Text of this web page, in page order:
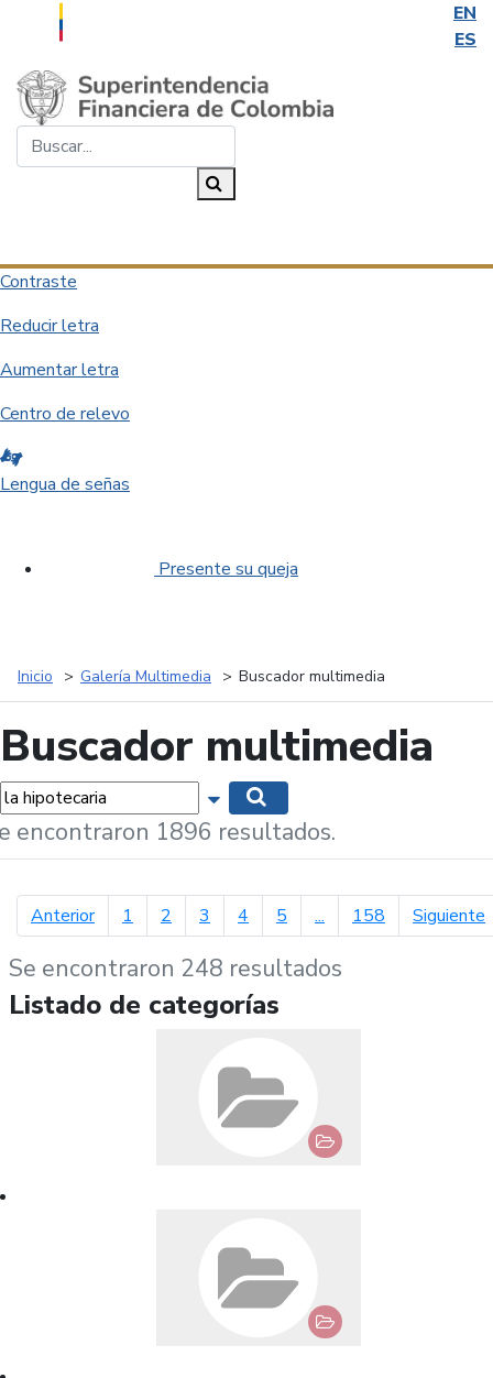
EN
ES
Saltar al contenido principal
Contraste
Reducir letra
Aumentar letra
Centro de relevo
Lengua de señas
Presente su queja
Inicio Galería Multimedia Buscador multimedia
Buscador multimedia
Mostrar opciones de búsqueda
encontraron 1896 resultados.
Anteriorpágina anterior
1 2 3 4 5 ... 158 Siguiente
Se encontraron 248 resultados
Listado de categorías